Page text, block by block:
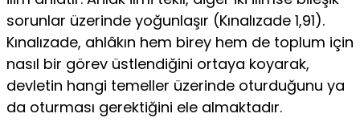
sorunlar üzerinde yoğunlaşır (Kınalızade 1,91).
Kınalızade, ahlâkın hem birey hem de toplum için
nasıl bir görev üstlendiğini orta­ya koyarak,
devletin hangi temeller üzerinde oturduğunu ya
da oturması gerekti­ğini ele almaktadır.